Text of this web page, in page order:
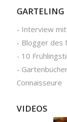
- Interview mit
- Blogger des
- 10
-
Connaisseure
VIDEOS